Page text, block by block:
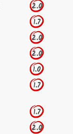
2.0
1.7
2.0
2.0
1.0
1.7
1.7
2.0